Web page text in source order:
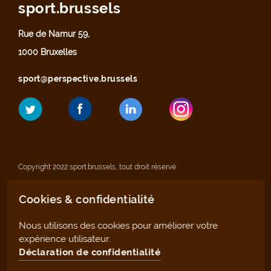
sport.brussels
Rue de Namur 59,
1000 Bruxelles
sport@perspective.brussels
Copyright 2022 sport.brussels, tout droit réservé
Mentions légales
Déclaration de confidentialité
Plan du site
Cookies & confidentialité
Nous utilisons des cookies pour améliorer votre
expérience utilisateur.
Déclaration de confidentialité